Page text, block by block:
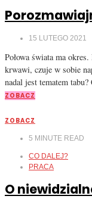
15 LUTEGO 2021
Połowa świata ma
krwawi, czuje w sobie
nadal jest tematem
ZOBACZ
ZOBACZ
5 MINUTE READ
CO DALEJ?
PRACA
O